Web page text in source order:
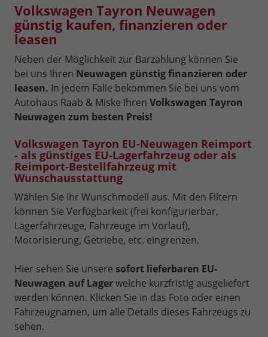
Volkswagen Tayron Neuwagen
günstig kaufen, finanzieren oder
leasen
Neben der Möglichkeit zur Barzahlung können Sie
bei uns Ihren Neuwagen günstig finanzieren oder
leasen. In jedem Falle bekommen Sie bei uns vom
Autohaus Raab & Miske Ihren Volkswagen Tayron
Neuwagen zum besten Preis!
Volkswagen Tayron EU-Neuwagen Reimport
- als günstiges EU-Lagerfahrzeug oder als
Reimport-Bestellfahrzeug mit
Wunschausstattung
Wählen Sie Ihr Wunschmodell aus. Mit den Filtern
können Sie Verfügbarkeit (frei konfigurierbar,
Lagerfahrzeuge, Fahrzeuge im Vorlauf),
Motorisierung, Getriebe, etc. eingrenzen.
Hier sehen Sie unsere sofort lieferbaren EU-
Neuwagen auf Lagerwelche kurzfristig ausgeliefert
werden können. Klicken Sie in das Foto oder einen
Fahrzeugnamen, um alle Details dieses Fahrzeugs zu
sehen.